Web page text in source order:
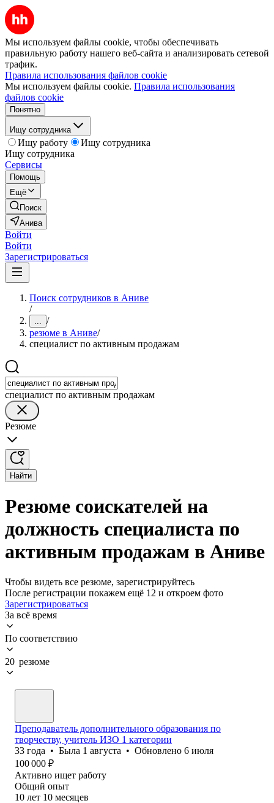
Мы используем файлы cookie, чтобы обеспечивать
правильную работу нашего веб-сайта и анализировать сетевой
трафик.
Правила использования файлов cookie
Мы используем файлы cookie. Правила использования
файлов cookie
Понятно
Ищу сотрудника
Ищу работу
Ищу сотрудника
Ищу сотрудника
Сервисы
Помощь
Ещё
Поиск
Анива
Войти
Войти
Зарегистрироваться
Поиск сотрудников в Аниве
/
... /
резюме в Аниве/
специалист по активным продажам
специалист по активным продажам
Резюме
Найти
Резюме соискателей на
должность специалиста по
активным продажам в Аниве
Чтобы видеть все резюме, зарегистрируйтесь
После регистрации покажем ещё 12 и откроем фото
Зарегистрироваться
За всё время
По соответствию
20 резюме
Преподаватель дополнительного образования по
творчеству, учитель ИЗО 1 категории
33 года • Была 1 августа • Обновлено 6 июля
100 000 ₽
Активно ищет работу
Общий опыт
10 лет 10 месяцев